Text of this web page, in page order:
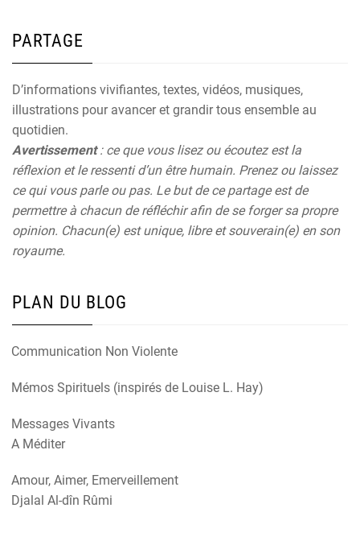
PARTAGE
D’informations vivifiantes, textes, vidéos, musiques,
illustrations pour avancer et grandir tous ensemble au
quotidien.
Avertissement: ce que vous lisez ou écoutez est la
réflexion et le ressenti d’un être humain. Prenez ou laissez
ce qui vous parle ou pas. Le but de ce partage est de
permettre à chacun de réfléchir afin de se forger sa propre
opinion. Chacun(e) est unique, libre et souverain(e) en son
royaume.
PLAN DU BLOG
Communication Non Violente
Mémos Spirituels (inspirés de Louise L. Hay)
Messages Vivants
A Méditer
Amour, Aimer, Emerveillement
Djalal Al-dîn Rûmi